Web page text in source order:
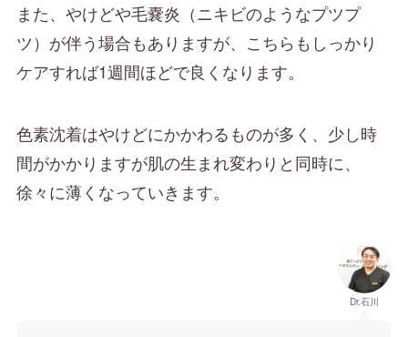
また、やけどや毛嚢炎（ニキビのようなプツプ
ツ）が伴う場合もありますが、こちらもしっかり
ケアすれば1週間ほどで良くなります。
色素沈着はやけどにかかわるものが多く、少し時
間がかかりますが肌の生まれ変わりと同時に、
徐々に薄くなっていきます。
Dr.石川